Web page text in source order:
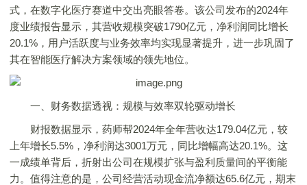
式，在数字化医疗赛道中交出亮眼答卷。该公司发布的2024年
度业绩报告显示，其营收规模突破1790亿元，净利润同比增长
20.1%，用户活跃度与业务效率均实现显著提升，进一步巩固了
其在智能医疗解决方案领域的领先地位。
一、财务数据透视：规模与效率双轮驱动增长
财报数据显示，药师帮2024年全年营收达179.04亿元，较
上年增长5.5%，净利润达3001万元，同比增幅高达20.1%。这
一成绩单背后，折射出公司在规模扩张与盈利质量间的平衡能
力。值得注意的是，公司经营活动现金流净额达65.6亿元，期末